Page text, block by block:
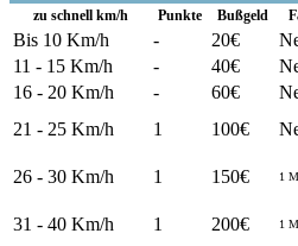
zu schnell km/h Punkte Buß­geld
Bis 10 Km/h - 20€
11 - 15 Km/h - 40€
16 - 20 Km/h - 60€
21 - 25 Km/h 1 100€
26 - 30 Km/h 1 150€ 1
31 - 40 Km/h 1 200€ 1